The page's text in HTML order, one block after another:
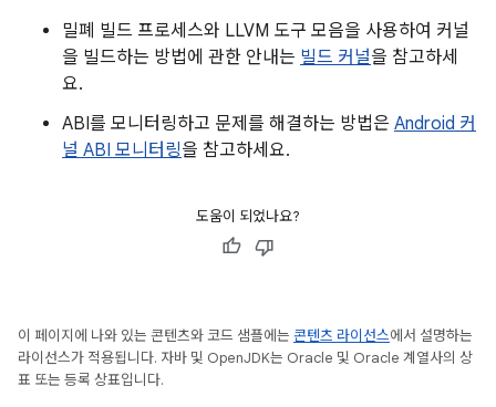
밀폐 빌드 프로세스와 LLVM 도구 모음을 사용하여 커널
을 빌드하는 방법에 관한 안내는 빌드 커널을 참고하세
요.
ABI를 모니터링하고 문제를 해결하는 방법은 Android 커
널 ABI 모니터링을 참고하세요.
도움이 되었나요?
이 페이지에 나와 있는 콘텐츠와 코드 샘플에는 콘텐츠 라이선스에서 설명하는
라이선스가 적용됩니다. 자바 및 OpenJDK는 Oracle 및 Oracle 계열사의 상
표 또는 등록 상표입니다.